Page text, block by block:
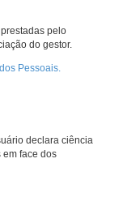
pelo
do gestor.
Pessoais.
declara ciência
em face dos